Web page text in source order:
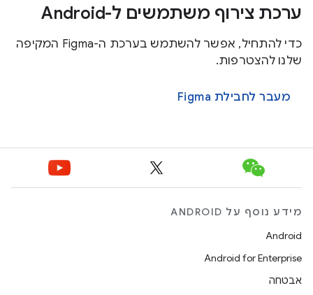
ערכת צירוף משתמשים ל-Android
כדי להתחיל, אפשר להשתמש בערכת ה-Figma המקיפה
שלנו להצטרפות.
מעבר לחבילת Figma
מידע נוסף על ANDROID
Android
Android for Enterprise
אבטחה